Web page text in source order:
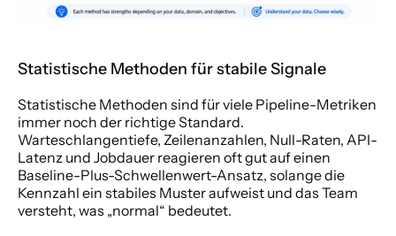
Statistische Methoden für stabile Signale
Statistische Methoden sind für viele Pipeline-Metriken
immer noch der richtige Standard.
Warteschlangentiefe, Zeilenanzahlen, Null-Raten, API-
Latenz und Jobdauer reagieren oft gut auf einen
Baseline-Plus-Schwellenwert-Ansatz, solange die
Kennzahl ein stabiles Muster aufweist und das Team
versteht, was „normal“ bedeutet.